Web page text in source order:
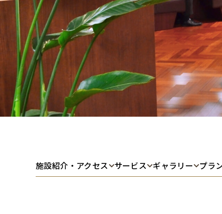
施設紹介・アクセス サービス ギャラリー プラ